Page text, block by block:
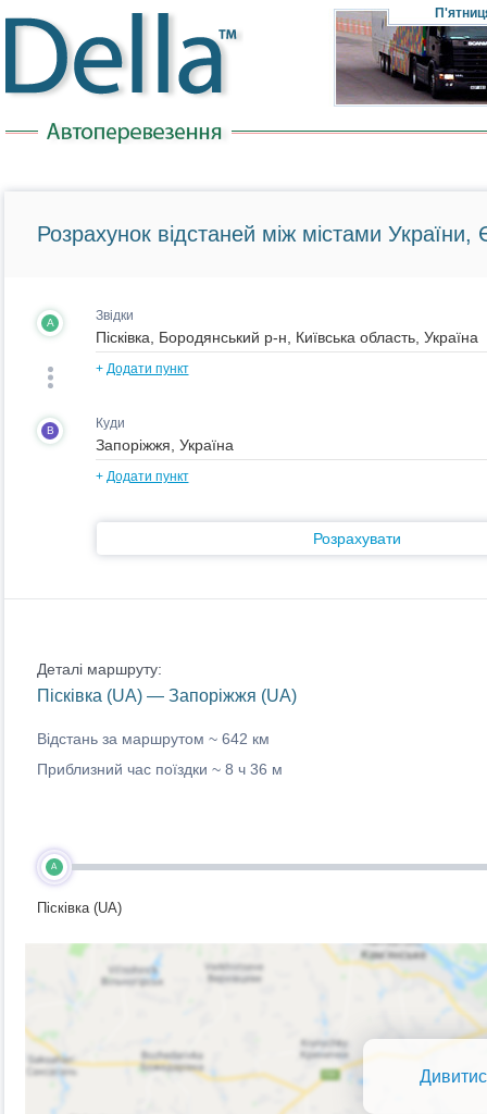
Розрахунок відстаней між містами України,
A Звідки
+ Додати пункт
B Куди
+ Додати пункт
Розрахувати
Деталі маршруту:
Пісківка (UA) — Запоріжжя (UA)
Відстань за маршрутом ~ 642 км
Приблизний час поїздки ~ 8 ч 36 м
A
Пісківка (UA)